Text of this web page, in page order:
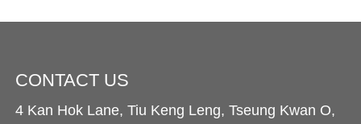
CONTACT US
4 Kan Hok Lane, Tiu Keng Leng, Tseung Kwan O,